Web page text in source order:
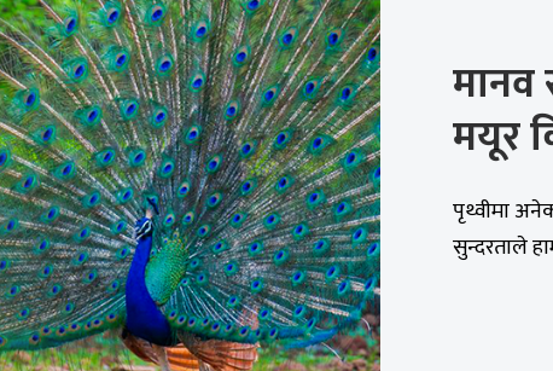
मानव
मयूर
पृथ्वीमा
सुन्दरताले